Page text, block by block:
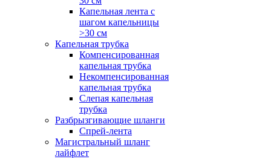
Капельная лента с
шагом капельницы
>30 см
Капельная трубка
Компенсированная
капельная трубка
Некомпенсированная
капельная трубка
Слепая капельная
трубка
Разбрызгивающие шланги
Спрей-лента
Магистральный шланг
лайфлет